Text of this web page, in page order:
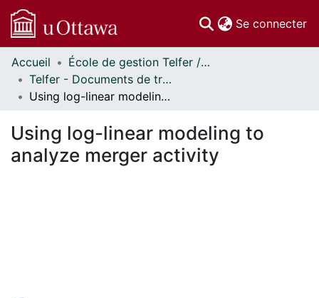
Se connecter
Communautés
et collections
Parcourir
À propos
Accueil
École de gestion Telfer // Telfer School of Management
Telfer - Documents de travail // Telfer - Working Papers
Using log-linear modeling to analyze merger activity
Using log-linear modeling to
analyze merger activity